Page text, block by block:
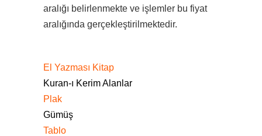
aralığı belirlenmekte ve işlemler bu fiyat
aralığında gerçekleştirilmektedir.
El Yazması Kitap
Kuran-ı Kerim Alanlar
Plak
Gümüş
Tablo